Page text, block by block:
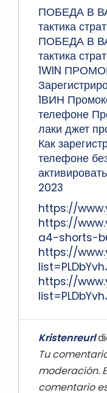
ПОБЕДА В
тактика
ПОБЕДА В
тактика
1WIN
1ВИН
телефоне
лаки джет
Как
телефоне
2023
https://
https://
a4-shorts-
https://
https://
Kristenreurl
Tu
moderación.
comentario